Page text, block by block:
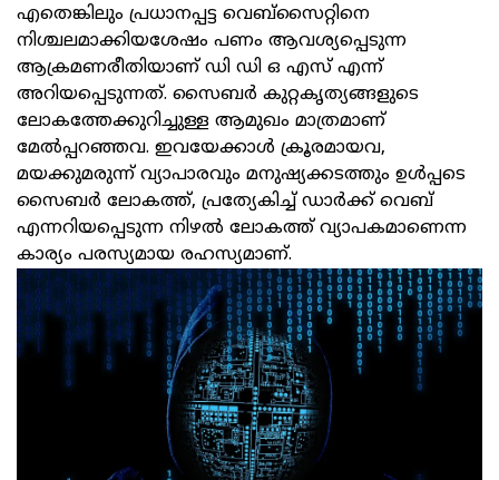
എതെങ്കിലും പ്രധാനപ്പട്ട വെബ്സൈറ്റിനെ
നിശ്ചലമാക്കിയശേഷം പണം ആവശ്യപ്പെടുന്ന
ആക്രമണരീതിയാണ് ഡി ഡി ഒ എസ് എന്ന്
അറിയപ്പെടുന്നത്. സൈബര്‍ കുറ്റകൃത്യങ്ങളുടെ
ലോകത്തേക്കുറിച്ചുള്ള ആമുഖം മാത്രമാണ്
മേല്‍പ്പറഞ്ഞവ. ഇവയേക്കാള്‍ ക്രൂരമായവ,
മയക്കുമരുന്ന് വ്യാപാരവും മനുഷ്യക്കടത്തും ഉള്‍പ്പടെ
സൈബര്‍ ലോകത്ത്, പ്രത്യേകിച്ച് ഡാര്‍ക്ക് വെബ്
എന്നറിയപ്പെടുന്ന നിഴല്‍ ലോകത്ത് വ്യാപകമാണെന്ന
കാര്യം പരസ്യമായ രഹസ്യമാണ്.